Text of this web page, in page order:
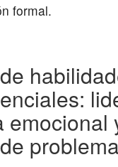
formal.
emocional